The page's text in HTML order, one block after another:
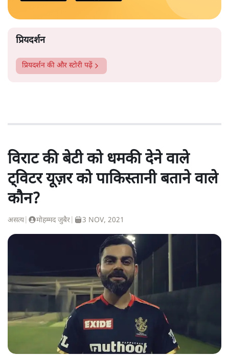
प्रियदर्शन
प्रियदर्शन की और स्टोरी पढ़ें
विराट की बेटी को धमकी देने वाले
ट्विटर यूज़र को पाकिस्तानी बताने वाले
कौन?
असत्य| मोहम्मद जुबैर 3 NOV, 2021